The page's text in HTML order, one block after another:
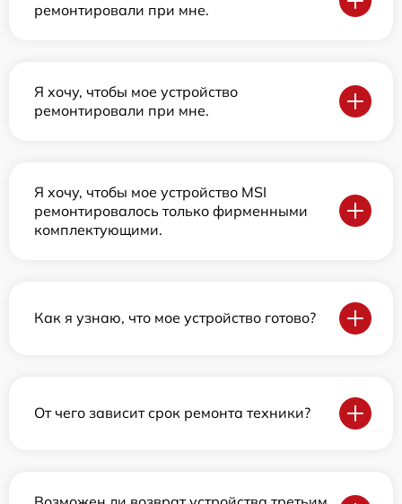
ремонтировали при мне.
Я хочу, чтобы мое устройство
ремонтировали при мне.
Я хочу, чтобы мое устройство MSI
ремонтировалось только фирменными
комплектующими.
Как я узнаю, что мое устройство готово?
От чего зависит срок ремонта техники?